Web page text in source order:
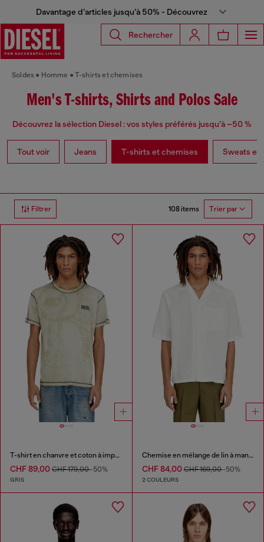
Davantage d’articles jusqu’à 50% - Découvrez
Rechercher
Soldes Homme T-shirts et chemises
Men's T-shirts, Shirts and Polos Sale
Découvrez la sélection Diesel : vos styles préférés jusqu’à –50 %
Tout voir Jeans T-shirts et chemises Sweats et
Filtrer 108 items Trier par
T-shirt en chanvre et coton à imprimé intégral
CHF 89,00 CHF 179,00-50%
GRIS
Chemise en mélange de lin à manches courtes
CHF 84,00CHF 169,00-50%
2 COULEURS